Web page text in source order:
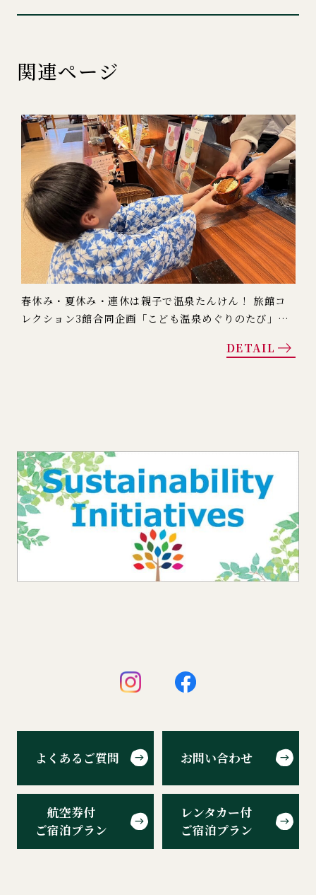
関連ページ
春休み・夏休み・連休は親子で温泉たんけん！ 旅館コ
レクション3館合同企画「こども温泉めぐりのたび」が
DETAIL
よくあるご質問 お問い合わせ
航空券付
ご宿泊プラン
レンタカー付
ご宿泊プラン